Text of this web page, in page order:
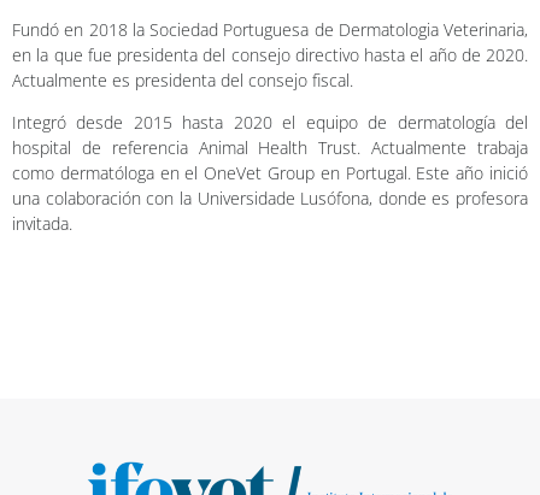
Fundó en 2018 la Sociedad Portuguesa de Dermatologia Veterinaria,
en la que fue presidenta del consejo directivo hasta el año de 2020.
Actualmente es presidenta del consejo fiscal.
Integró desde 2015 hasta 2020 el equipo de dermatología del
hospital de referencia Animal Health Trust. Actualmente trabaja
como dermatóloga en el OneVet Group en Portugal. Este año inició
una colaboración con la Universidade Lusófona, donde es profesora
invitada.